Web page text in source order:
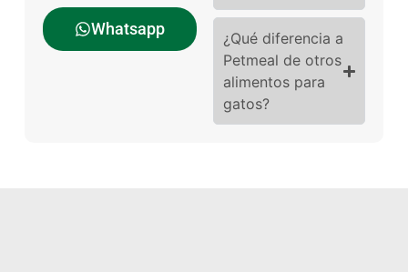
Whatsapp
¿Qué diferencia a
Petmeal de otros
alimentos para
gatos?